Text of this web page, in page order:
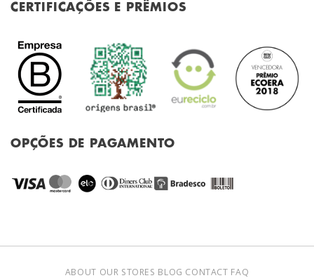
CERTIFICAÇÕES E PRÊMIOS
OPÇÕES DE PAGAMENTO
ABOUT OUR STORES BLOG CONTACT FAQ